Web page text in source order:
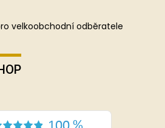
velkoobchodní odběratele